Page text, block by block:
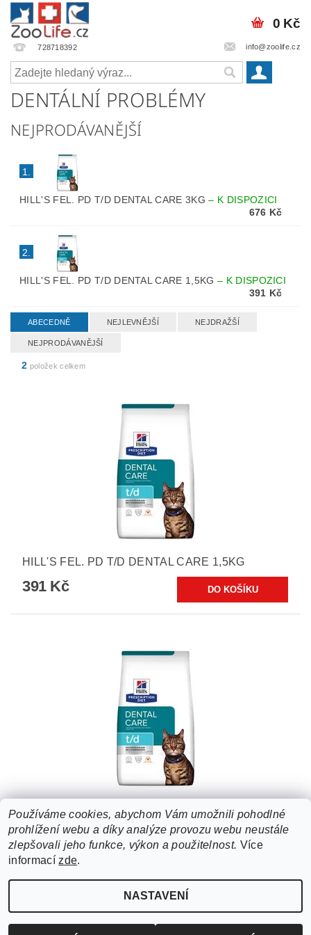
728718392 info@zoolife.cz
0 Kč
DENTÁLNÍ PROBLÉMY
NEJPRODÁVANĚJŠÍ
1.
HILL'S FEL. PD T/D DENTAL CARE 3KG– K DISPOZICI
676 Kč
2.
HILL'S FEL. PD T/D DENTAL CARE 1,5KG – K DISPOZICI
391 Kč
ABECEDNĚ NEJLEVNĚJŠÍ NEJDRAŽŠÍ
NEJPRODÁVANĚJŠÍ
2 položek celkem
HILL'S FEL. PD T/D DENTAL CARE 1,5KG
391 Kč
HILL'S FEL. PD T/D DENTAL CARE 3KG
676 Kč
2026 ©ZooLife.cz, všechna práva vyhrazenaUpravit nastavení cookies
Používáme cookies, abychom Vám umožnili pohodlné
prohlížení webu a díky analýze provozu webu neustále
zlepšovali jeho funkce, výkon a použitelnost. Více
informacízde.
NASTAVENÍ